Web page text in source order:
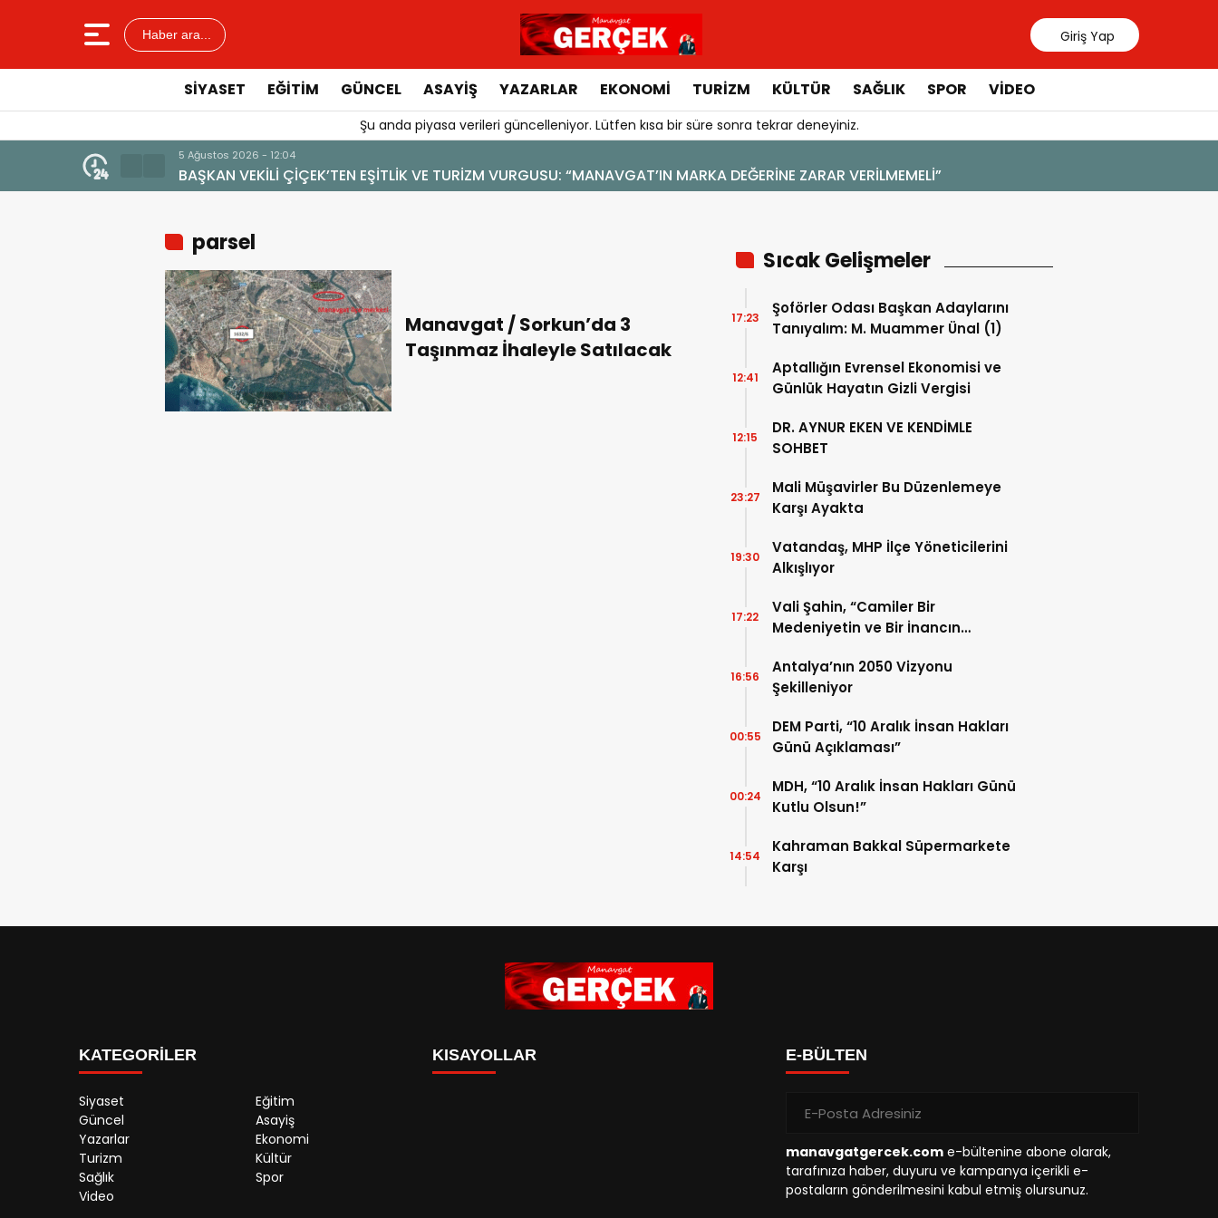
Haber ara... Giriş Yap
SIYASET EĞITIM GÜNCEL ASAYIŞ YAZARLAR EKONOMI TURIZM KÜLTÜR SAĞLIK SPOR VIDEO
Şu anda piyasa verileri güncelleniyor. Lütfen kısa bir süre sonra tekrar deneyiniz.
DEĞERİNE ZARAR VERİLMEMELİ” YENİ BİR DİN: SOSYAL MEDYA
parsel
Manavgat / Sorkun’da 3
Taşınmaz İhaleyle Satılacak
Sıcak Gelişmeler
Şoförler Odası Başkan Adaylarını
Tanıyalım: M. Muammer Ünal (1)
17:23
Aptallığın Evrensel Ekonomisi ve
Günlük Hayatın Gizli Vergisi
12:41
DR. AYNUR EKEN VE KENDİMLE
SOHBET
12:15
Mali Müşavirler Bu Düzenlemeye
Karşı Ayakta
23:27
Vatandaş, MHP İlçe Yöneticilerini
Alkışlıyor
19:30
Vali Şahin, “Camiler Bir
Medeniyetin ve Bir İnancın
17:22
Antalya’nın 2050 Vizyonu
Şekilleniyor
16:56
DEM Parti, “10 Aralık İnsan Hakları
Günü Açıklaması”
00:55
MDH, “10 Aralık İnsan Hakları Günü
Kutlu Olsun!”
00:24
Kahraman Bakkal Süpermarkete
Karşı
14:54
KATEGORİLER
Siyaset
Eğitim
Güncel
Asayiş
Yazarlar
Ekonomi
Turizm
Kültür
Sağlık
Spor
Video
KISAYOLLAR E-BÜLTEN
manavgatgercek.com e-bültenine abone olarak,
tarafınıza haber, duyuru ve kampanya içerikli e-
postaların gönderilmesini kabul etmiş olursunuz.